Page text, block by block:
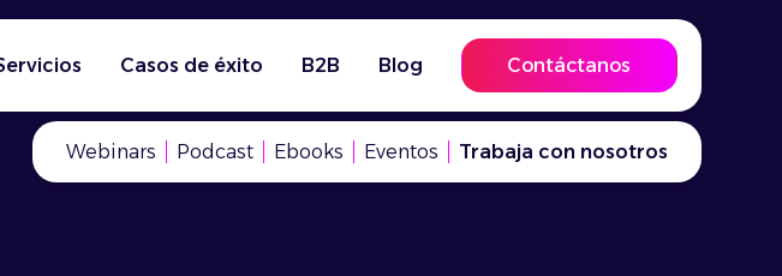
Casos de éxito B2B Blog Contáctanos
Webinars Podcast Ebooks Eventos Trabaja con nosotros